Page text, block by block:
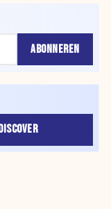
ABONNEREN